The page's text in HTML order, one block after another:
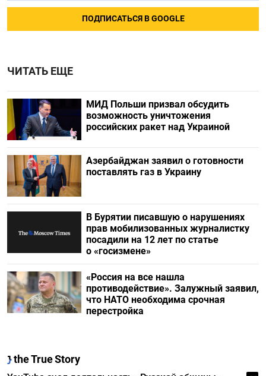
ПОДПИСАТЬСЯ В GOOGLE
ЧИТАТЬ ЕЩЕ
МИД Польши призвал обсудить
возможность уничтожения
российских ракет над Украиной
Азербайджан заявил о готовности
поставлять газ в Украину
В Бурятии писавшую о нарушениях
прав мобилизованных журналистку
посадили на 12 лет по статье
о «госизмене»
«Россия на все нашла
противодействие». Залужный заявил,
что НАТО необходима срочная
перестройка